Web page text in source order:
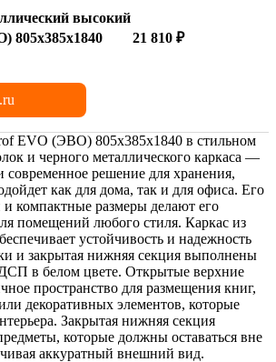
высокий
805х385x1840
21 810 ₽
EVO (ЭВО) 805х385х1840 в стильном
и черного металлического каркаса —
современное решение для хранения,
как для дома, так и для офиса. Его
компактные размеры делают его
помещений любого стиля. Каркас из
устойчивость и надежность
и закрытая нижняя секция выполнены
в белом цвете. Открытые верхние
пространство для размещения книг,
декоративных элементов, которые
Закрытая нижняя секция
которые должны оставаться вне
аккуратный внешний вид.